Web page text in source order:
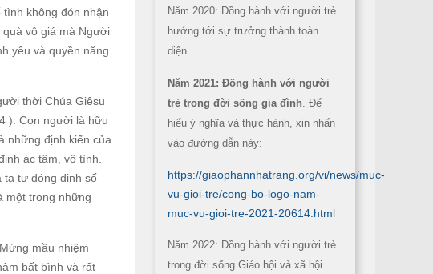
không đón nhận
vô giá mà Người
yêu và quyền năng
thời Chúa Giêsu
). Con người là hữu
những định kiến của
ác tâm, vô tình.
ta tự đóng đinh số
một trong những
mầu nhiệm
bất bình và rất
Năm 2020: Đồng hành với người trẻ
hướng tới sự trưởng thành toàn
diện.
Năm 2021: Đồng hành với người
trẻ trong đời sống gia đình. Để
hiểu ý nghĩa và thực hành, xin nhấn
vào đường dẫn này:
https://giaophannhatrang.org/vi/news/muc-
vu-gioi-tre/cong-bo-logo-nam-
muc-vu-gioi-tre-2021-20614.html
Năm 2022: Đồng hành với người trẻ
trong đời sống Giáo hội và xã hội.